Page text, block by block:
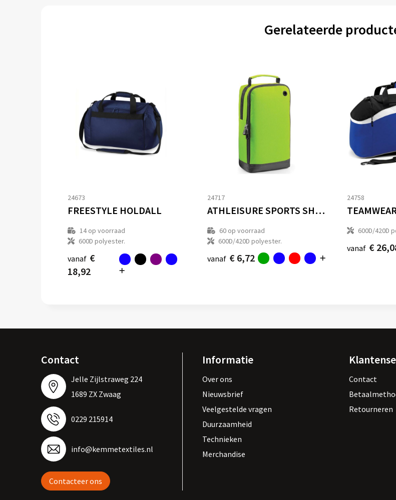
Gerelateerde
24673
FREESTYLE HOLDALL
14op voorraad
600D polyester.
vanaf €
18,92
24717
ATHLEISURE SPORTS SHOES/ACCESSORY BAG
60op voorraad
600D/420D polyester.
vanaf € 6,72
24758
600D/420D
vanaf €
Contact
Jelle Zijlstraweg 224
1689 ZX Zwaag
0229 215914
info@kemmetextiles.nl
Contacteer ons
Informatie
Over ons
Nieuwsbrief
Veelgestelde vragen
Duurzaamheid
Technieken
Merchandise
Contact
Retourneren